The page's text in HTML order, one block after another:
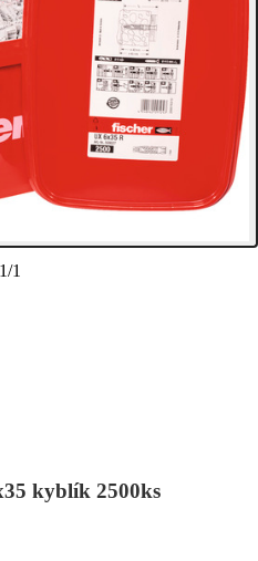
1/1
kyblík 2500ks